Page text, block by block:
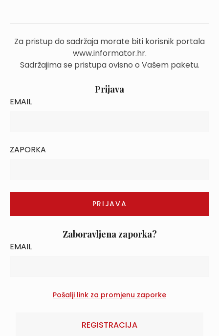
Za pristup do sadržaja morate biti korisnik portala
www.informator.hr.
Sadržajima se pristupa ovisno o Vašem paketu.
Prijava
EMAIL
ZAPORKA
Zaboravljena zaporka?
EMAIL
REGISTRACIJA